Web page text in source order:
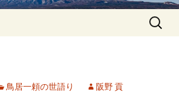
検
索:
鳥居一頼の世語り 阪野 貢